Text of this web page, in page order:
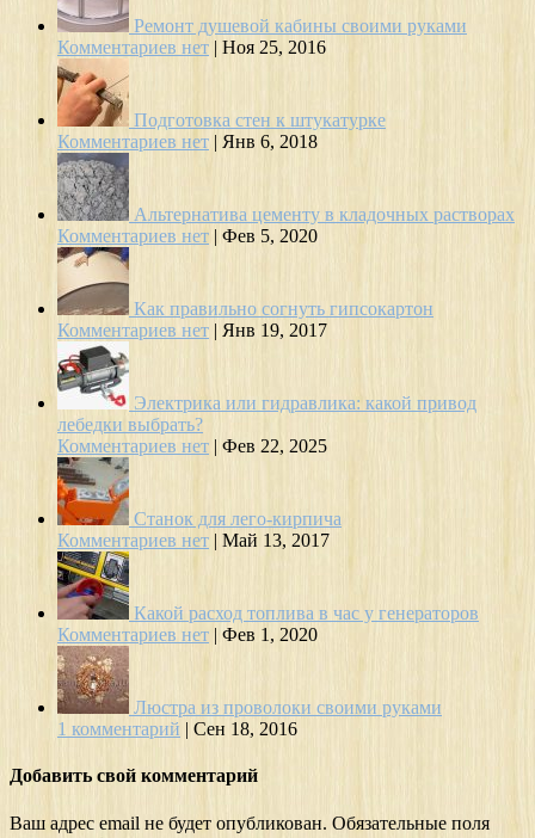
Ремонт душевой кабины своими руками
Комментариев нет | Ноя 25, 2016
Подготовка стен к штукатурке
Комментариев нет | Янв 6, 2018
Альтернатива цементу в кладочных растворах
Комментариев нет | Фев 5, 2020
Как правильно согнуть гипсокартон
Комментариев нет | Янв 19, 2017
Электрика или гидравлика: какой привод
лебедки выбрать?
Комментариев нет | Фев 22, 2025
Станок для лего-кирпича
Комментариев нет | Май 13, 2017
Какой расход топлива в час у генераторов
Комментариев нет | Фев 1, 2020
Люстра из проволоки своими руками
1 комментарий | Сен 18, 2016
Добавить свой комментарий
Ваш адрес email не будет опубликован. Обязательные поля